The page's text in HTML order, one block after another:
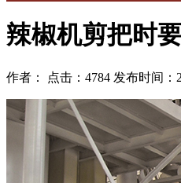
辣椒机剪把时
作者： 点击：4784 发布时间：